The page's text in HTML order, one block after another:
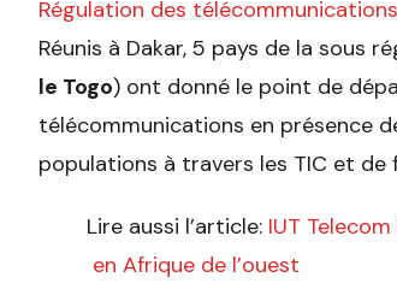
Régulation des
Réunis à Dakar, 5 pays de la sous
le Togo) ont donné le point de
télécommunications en présence
populations à travers les TIC et de
Lire aussi l’article: IUT
en Afrique de l’ouest